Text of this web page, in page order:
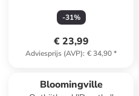
lichtblauw - 335 g
-31%
€ 23,99
Adviesprijs (AVP): € 34,90*
Bloomingville